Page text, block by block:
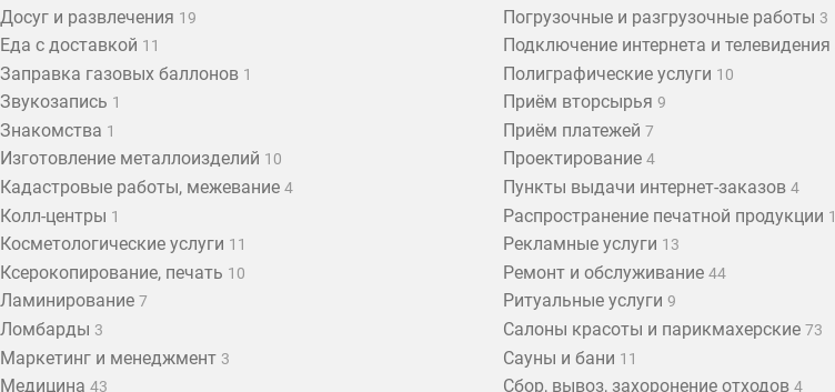
Досуг и развлечения 19
Еда с доставкой 11
Заправка газовых баллонов 1
Звукозапись 1
Знакомства 1
Изготовление металлоизделий 10
Кадастровые работы, межевание 4
Колл-центры 1
Косметологические услуги 11
Ксерокопирование, печать 10
Ламинирование 7
Ломбарды 3
Маркетинг и менеджмент 3
Медицина 43
Погрузочные и разгрузочные работы 3
Подключение интернета и телевидения
Полиграфические услуги 10
Приём вторсырья9
Приём платежей7
Проектирование4
Пункты выдачи интернет-заказов4
Распространение печатной продукции 1
Рекламные услуги 13
Ремонт и обслуживание44
Ритуальные услуги9
Салоны красоты и парикмахерские73
Сауны и бани 11
Сбор, вывоз, захоронение отходов4